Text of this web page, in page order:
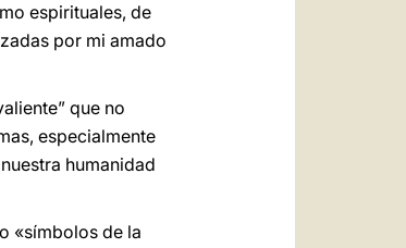
espirituales, de
por mi amado
que no
especialmente
humanidad
«símbolos de la